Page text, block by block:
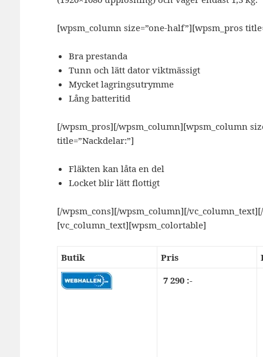
[wpsm_column size=”one-half”][wpsm_pros
Bra prestanda
Tunn och lätt dator viktmässigt
Mycket lagringsutrymme
Lång batteritid
[/wpsm_pros][/wpsm_column][wpsm_column
title=”Nackdelar:”]
Fläkten kan låta en del
Locket blir lätt flottigt
[/wpsm_cons][/wpsm_column][/
[vc_column_text][wpsm_colortable]
Butik Pris
7 290 :-